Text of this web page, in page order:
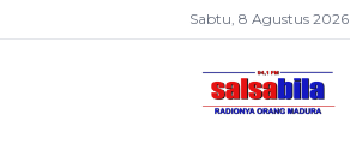
Sabtu, 8 Agustus 2026